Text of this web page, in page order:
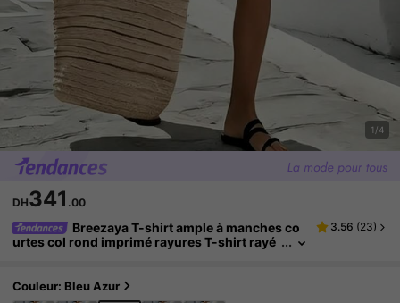
1/4
DH341 .00
Breezaya T-shirt ample à manches co
urtes col rond imprimé rayures T-shirt rayé
3.56 (23)
Couleur: Bleu Azur